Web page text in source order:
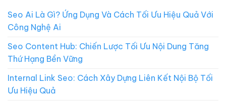
Seo Ai Là Gì? Ứng Dụng Và Cách Tối Ưu Hiệu Quả Với
Công Nghệ Ai
Seo Content Hub: Chiến Lược Tối Ưu Nội Dung Tăng
Thứ Hạng Bền Vững
Internal Link Seo: Cách Xây Dựng Liên Kết Nội Bộ Tối
Ưu Hiệu Quả